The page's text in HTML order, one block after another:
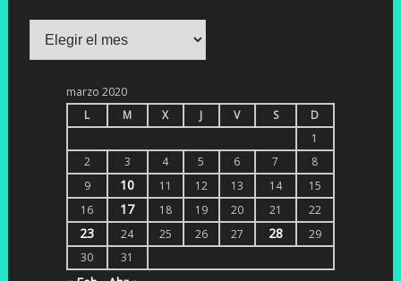
Archivos
marzo 2020
L
M X J V S
D
1
2
3 4 5 6 7
8
9
10 11 12 13 14
15
16
17 18 19 20 21 22
23 24 25 26 27 28
29
30
31